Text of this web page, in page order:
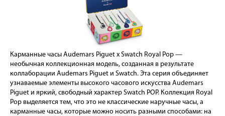
Карманные часы Audemars Piguet x Swatch Royal Pop —
необычная коллекционная модель, созданная в результате
коллаборации Audemars Piguet и Swatch. Эта серия объединяет
узнаваемые элементы высокого часового искусства Audemars
Piguet и яркий, свободный характер Swatch POP. Коллекция Royal
Pop выделяется тем, что это не классические наручные часы, а
карманные часы, которые можно носить разными способами: на